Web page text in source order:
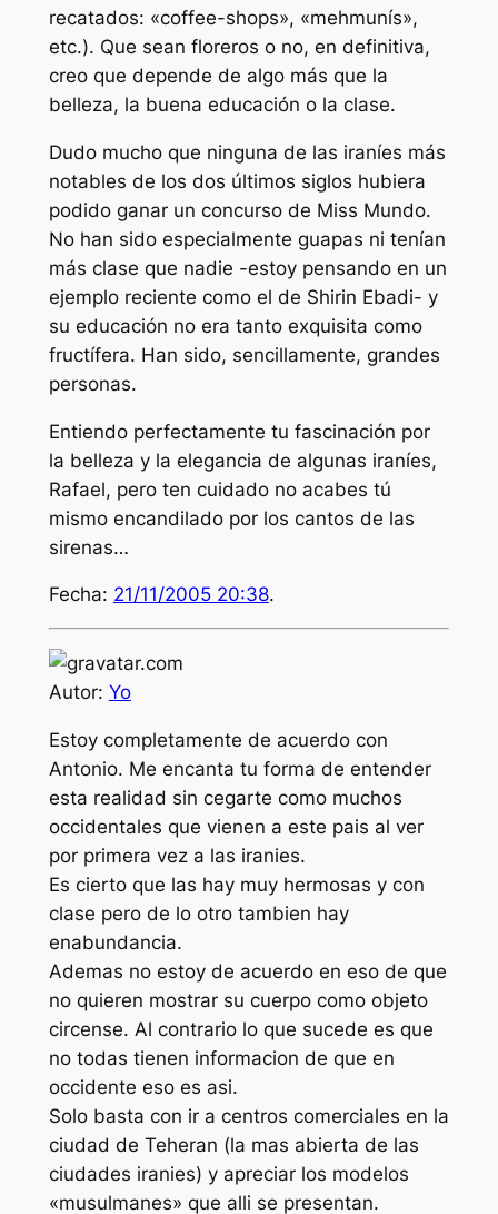
recatados: «coffee-shops», «mehmunís»,
etc.). Que sean floreros o no, en definitiva,
creo que depende de algo más que la
belleza, la buena educación o la clase.
Dudo mucho que ninguna de las iraníes más
notables de los dos últimos siglos hubiera
podido ganar un concurso de Miss Mundo.
No han sido especialmente guapas ni tenían
más clase que nadie -estoy pensando en un
ejemplo reciente como el de Shirin Ebadi- y
su educación no era tanto exquisita como
fructífera. Han sido, sencillamente, grandes
personas.
Entiendo perfectamente tu fascinación por
la belleza y la elegancia de algunas iraníes,
Rafael, pero ten cuidado no acabes tú
mismo encandilado por los cantos de las
sirenas…
Fecha: 21/11/2005 20:38.
Autor: Yo
Estoy completamente de acuerdo con
Antonio. Me encanta tu forma de entender
esta realidad sin cegarte como muchos
occidentales que vienen a este pais al ver
por primera vez a las iranies.
Es cierto que las hay muy hermosas y con
clase pero de lo otro tambien hay
enabundancia.
Ademas no estoy de acuerdo en eso de que
no quieren mostrar su cuerpo como objeto
circense. Al contrario lo que sucede es que
no todas tienen informacion de que en
occidente eso es asi.
Solo basta con ir a centros comerciales en la
ciudad de Teheran (la mas abierta de las
ciudades iranies) y apreciar los modelos
«musulmanes» que alli se presentan.